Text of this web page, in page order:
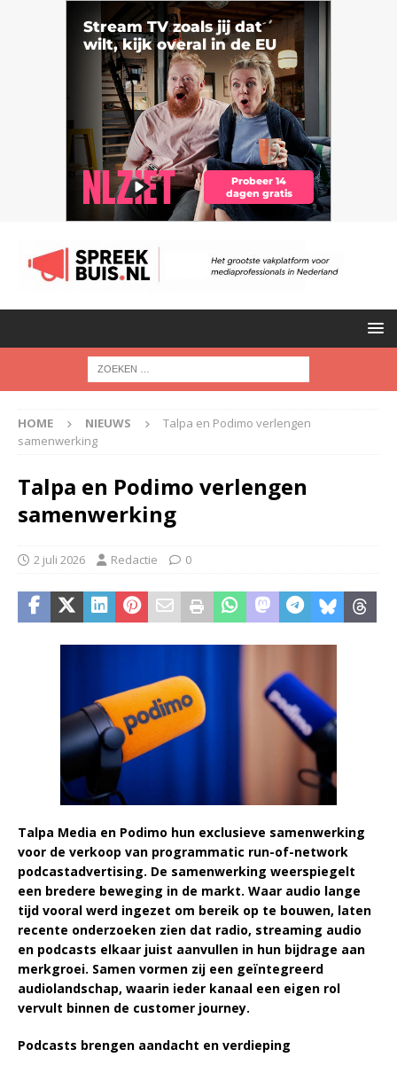
HOME NIEUWS
Talpa en Podimo verlengen
samenwerking
Talpa en Podimo verlengen
samenwerking
2 juli 2026 Redactie 0
Talpa Media en Podimo hun exclusieve samenwerking
voor de verkoop van programmatic run-of-network
podcastadvertising. De samenwerking weerspiegelt
een bredere beweging in de markt. Waar audio lange
tijd vooral werd ingezet om bereik op te bouwen, laten
recente onderzoeken zien dat radio, streaming audio
en podcasts elkaar juist aanvullen in hun bijdrage aan
merkgroei. Samen vormen zij een geïntegreerd
audiolandschap, waarin ieder kanaal een eigen rol
vervult binnen de customer journey.
Podcasts brengen aandacht en verdieping